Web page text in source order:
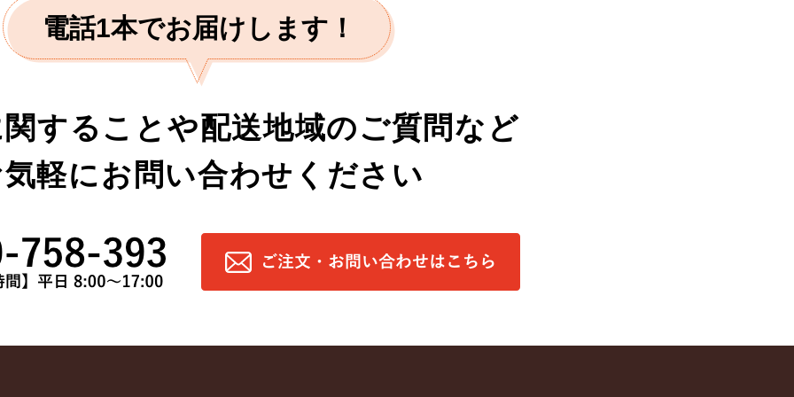
電話1本でお届けします！
することや配送地域のご質問など
軽にお問い合わせください